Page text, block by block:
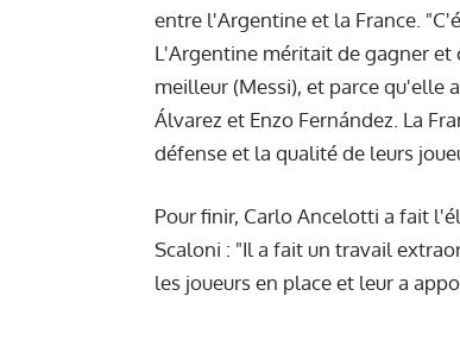
entre l'Argentine et la France.
L'Argentine méritait de gagner et
meilleur (Messi), et parce qu'elle
Álvarez et Enzo Fernández. La
défense et la qualité de leurs
Pour finir, Carlo Ancelotti a fait
Scaloni : "Il a fait un travail
les joueurs en place et leur a